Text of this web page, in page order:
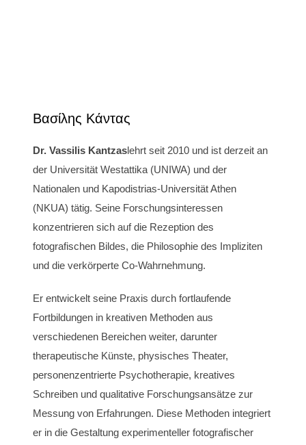
Βασίλης Κάντας
Dr. Vassilis Kantzaslehrt seit 2010 und ist derzeit an
der Universität Westattika (UNIWA) und der
Nationalen und Kapodistrias-Universität Athen
(NKUA) tätig. Seine Forschungsinteressen
konzentrieren sich auf die Rezeption des
fotografischen Bildes, die Philosophie des Impliziten
und die verkörperte Co-Wahrnehmung.
Er entwickelt seine Praxis durch fortlaufende
Fortbildungen in kreativen Methoden aus
verschiedenen Bereichen weiter, darunter
therapeutische Künste, physisches Theater,
personenzentrierte Psychotherapie, kreatives
Schreiben und qualitative Forschungsansätze zur
Messung von Erfahrungen. Diese Methoden integriert
er in die Gestaltung experimenteller fotografischer